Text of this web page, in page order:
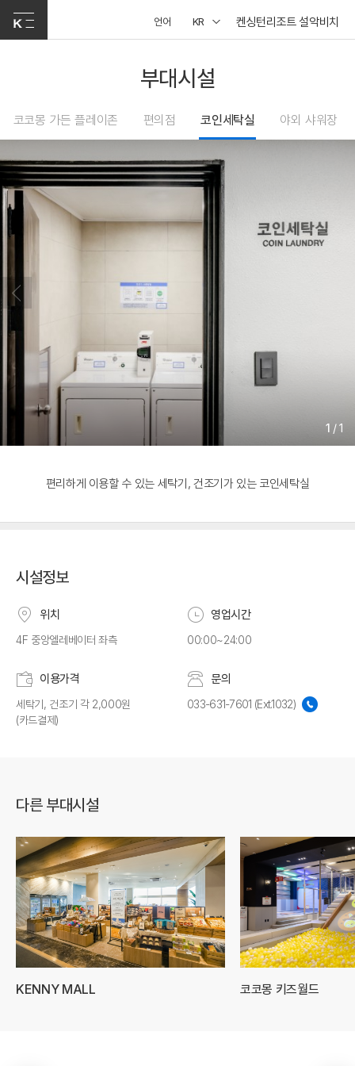
언어 KR 켄싱턴리조트 설악비치
부대시설
코코몽 가든 플레이존 편의점 코인세탁실 야외 샤워장
1 /1
편리하게 이용할 수 있는 세탁기, 건조기가 있는 코인세탁실
시설정보
위치
4F 중앙엘레베이터 좌측
영업시간
00:00~24:00
이용가격
세탁기, 건조기 각 2,000원
(카드결제)
문의
033-631-7601 (Ext.1032)
다른 부대시설
KENNY MALL 코코몽 키즈월드